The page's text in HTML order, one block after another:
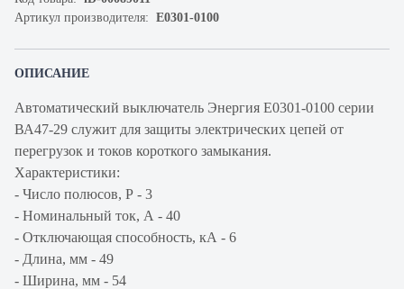
Артикул производителя: Е0301-0100
ОПИСАНИЕ
Автоматический выключатель Энергия Е0301-0100 серии
ВА47-29 служит для защиты электрических цепей от
перегрузок и токов короткого замыкания.
Характеристики:
- Число полюсов, Р - 3
- Номинальный ток, А - 40
- Отключающая способность, кА - 6
- Длина, мм - 49
- Ширина, мм - 54